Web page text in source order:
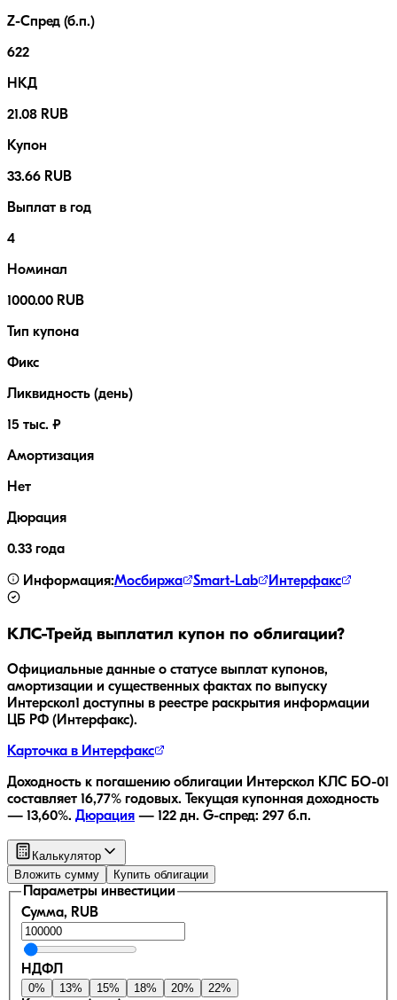
Z-Спред (б.п.)
622
НКД
21.08 RUB
Купон
33.66 RUB
Выплат в год
4
Номинал
1000.00 RUB
Тип купона
Фикс
Ликвидность (день)
15 тыс. ₽
Амортизация
Нет
Дюрация
0.33 года
Информация:Мосбиржа Smart-Lab Интерфакс
КЛС-Трейд выплатил купон по облигации?
Официальные данные о статусе выплат купонов,
амортизации и существенных фактах по выпуску
Интерскол1 доступны в реестре раскрытия информации
ЦБ РФ (Интерфакс).
Карточка в Интерфакс
Доходность к погашению облигации Интерскол КЛС БО-01
составляет 16,77% годовых. Текущая купонная доходность
— 13,60%. Дюрация — 122 дн. G-спред: 297 б.п.
Калькулятор
Вложить сумму
Купить облигации
Параметры инвестиции
Сумма, RUB
НДФЛ
0% 13% 15% 18% 20% 22%